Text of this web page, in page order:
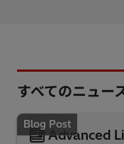
すべてのニュー
Blog Post
Advanced